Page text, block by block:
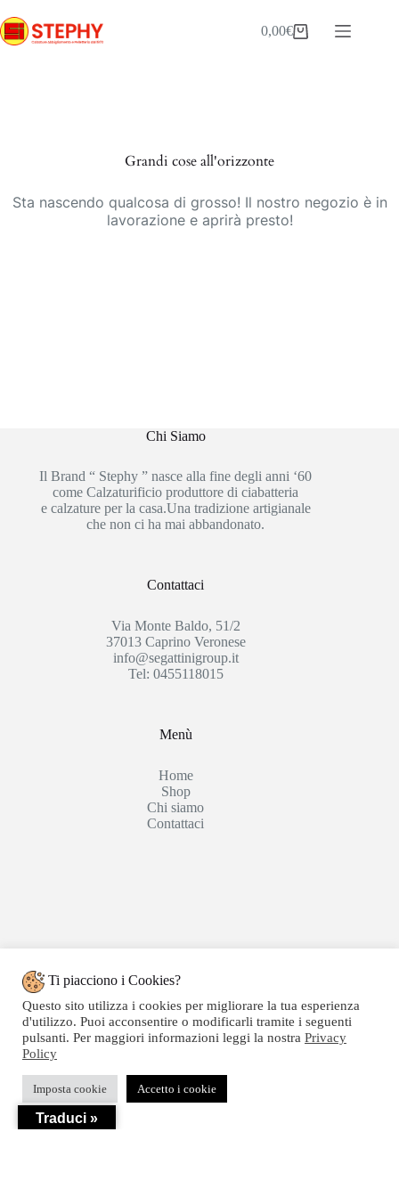
al
contenuto
Carrello
0,00€
Grandi cose all'orizzonte
Sta nascendo qualcosa di grosso! Il nostro negozio è in
lavorazione e aprirà presto!
Chi Siamo
Il Brand “ Stephy ” nasce alla fine degli anni ‘60
come Calzaturificio produttore di ciabatteria
e calzature per la casa.Una tradizione artigianale
che non ci ha mai abbandonato.
Contattaci
Via Monte Baldo, 51/2
37013 Caprino Veronese
info@segattinigroup.it
Tel: 0455118015
Menù
Home
Shop
Chi siamo
Contattaci
Copyright © 2020 SEGATTINI GROUP SRL - Web
powered by Dylog Italia S.p.a. - P.IVA 04550820239
Privacy
Ti piacciono i Cookies?
Questo sito utilizza i cookies per migliorare la tua esperienza
d'utilizzo. Puoi acconsentire o modificarli tramite i seguenti
pulsanti. Per maggiori informazioni leggi la nostra Privacy
Policy
Imposta cookie Accetto i cookie
Traduci »